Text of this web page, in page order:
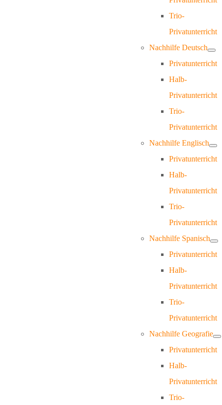
Trio-
Privatunterricht
Nachhilfe Deutsch
Privatunterricht
Halb-
Privatunterricht
Trio-
Privatunterricht
Nachhilfe Englisch
Privatunterricht
Halb-
Privatunterricht
Trio-
Privatunterricht
Nachhilfe Spanisch
Privatunterricht
Halb-
Privatunterricht
Trio-
Privatunterricht
Nachhilfe Geografie
Privatunterricht
Halb-
Privatunterricht
Trio-